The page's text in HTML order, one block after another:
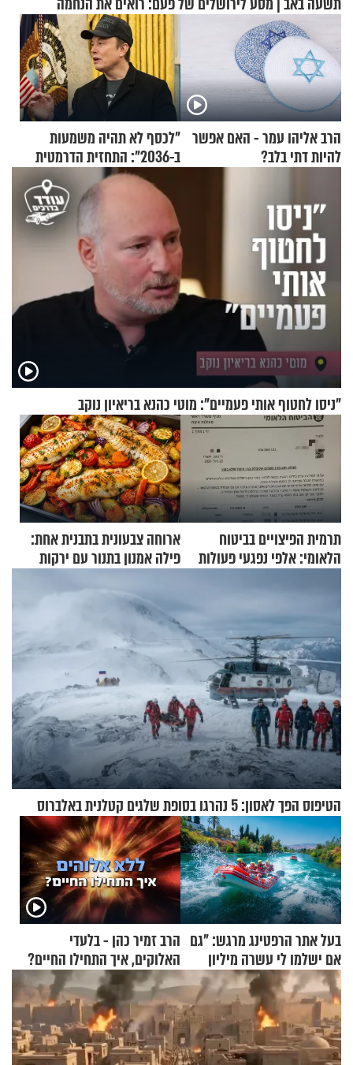
הרב אליהו עמר - האם אפשר
להיות דתי בלב?
"לכסף לא תהיה משמעות
ב-2036": התחזית הדרמטית
של אילון מאסק על עתיד
הכלכלה
"ניסו לחטוף אותי פעמיים": מוטי כהנא בריאיון נוקב
תרמית הפיצויים בביטוח
הלאומי: אלפי נפגעי פעולות
ארוחה צבעונית בתבנית אחת:
פילה אמנון בתנור עם ירקות
הטיפוס הפך לאסון: 5 נהרגו בסופת שלגים קטלנית באלברוס
בעל אתר הרפטינג מרגש: "גם
אם ישלמו לי עשרה מיליון
שקלים - לא אפתח בשבת"
הרב זמיר כהן - בלעדי
האלוקים, איך התחילו החיים?